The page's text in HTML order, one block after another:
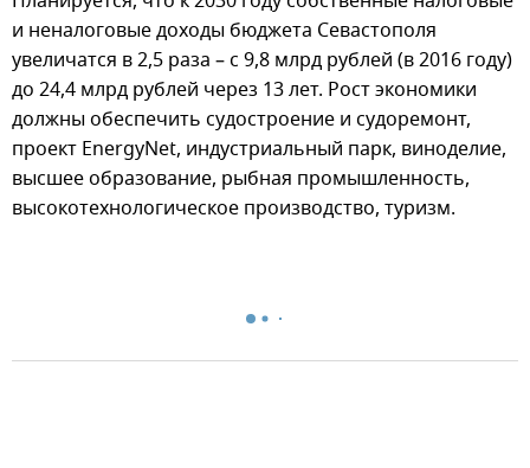
и неналоговые доходы бюджета Севастополя
увеличатся в 2,5 раза – с 9,8 млрд рублей (в 2016 году)
до 24,4 млрд рублей через 13 лет. Рост экономики
должны обеспечить судостроение и судоремонт,
проект EnergyNet, индустриальный парк, виноделие,
высшее образование, рыбная промышленность,
высокотехнологическое производство, туризм.